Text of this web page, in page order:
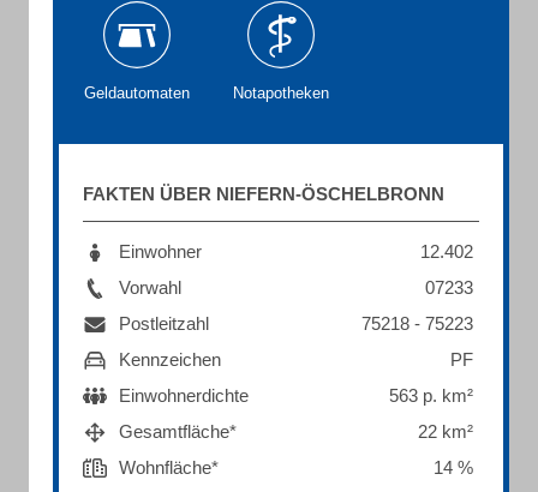
Geldautomaten Notapotheken
FAKTEN ÜBER NIEFERN-ÖSCHELBRONN
Einwohner
12.402
Vorwahl
07233
Postleitzahl
75218 - 75223
Kennzeichen
PF
Einwohnerdichte
563 p. km²
Gesamtfläche*
22 km²
Wohnfläche*
14 %